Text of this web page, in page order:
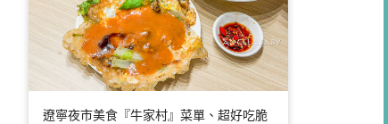
遼寧夜市美食『牛家村』菜單、超好吃脆